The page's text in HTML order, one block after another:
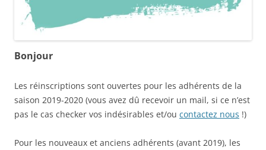
Bonjour
Les réinscriptions sont ouvertes pour les adhérents de la
saison 2019-2020 (vous avez dû recevoir un mail, si ce n’est
pas le cas checker vos indésirables et/ou contactez nous !)
Pour les nouveaux et anciens adhérents (avant 2019), les